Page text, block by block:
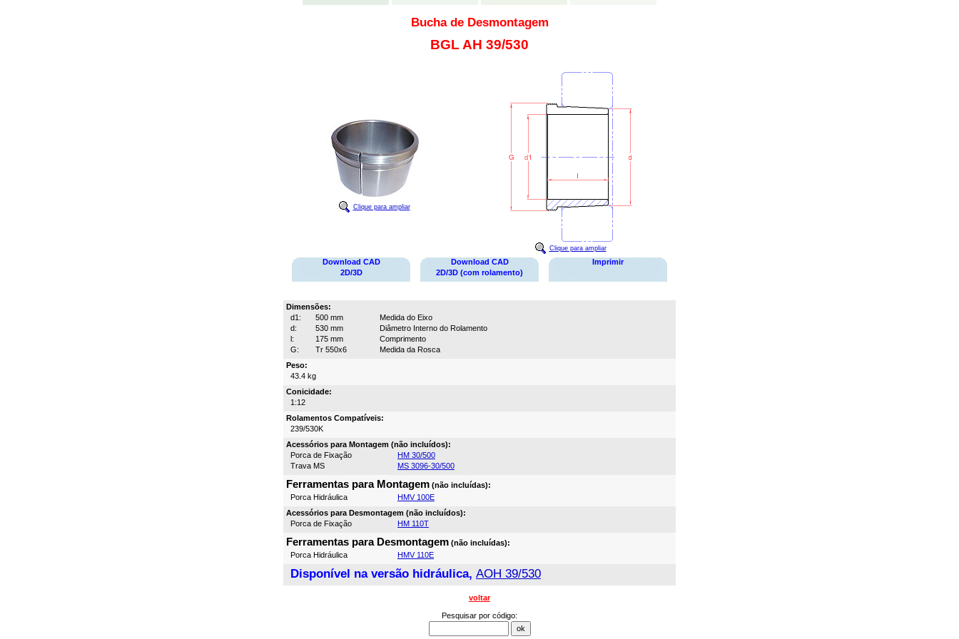
Bucha de Desmontagem
BGL AH 39/530
Clique para ampliar
Clique para ampliar
Download CAD
2D/3D
Download CAD
2D/3D (com rolamento)
Imprimir
Dimensões:
d1:
500 mm
Medida do Eixo
d:
530 mm
Diâmetro Interno do Rolamento
l:
175 mm
Comprimento
G:
Tr 550x6
Medida da Rosca
Peso:
43.4 kg
Conicidade:
1:12
Rolamentos Compatíveis:
239/530K
Acessórios para Montagem (não incluídos):
Porca de Fixação
HM 30/500
Trava MS
MS 3096-30/500
Ferramentas para Montagem (não incluídas):
Porca Hidráulica
HMV 100E
Acessórios para Desmontagem (não incluídos):
Porca de Fixação
HM 110T
Ferramentas para Desmontagem (não incluídas):
Porca Hidráulica
HMV 110E
Disponível na versão hidráulica, AOH 39/530
voltar
Pesquisar por código: